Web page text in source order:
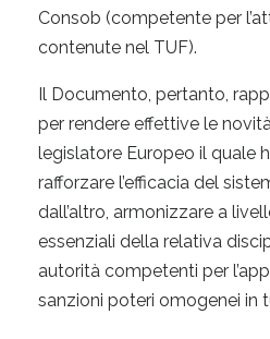
Consob (competente per
contenute nel TUF).
Il Documento, pertanto,
per rendere effettive le
legislatore Europeo il quale
rafforzare l’efficacia del
dall’altro, armonizzare a
essenziali della relativa
autorità competenti per
sanzioni poteri omogenei in